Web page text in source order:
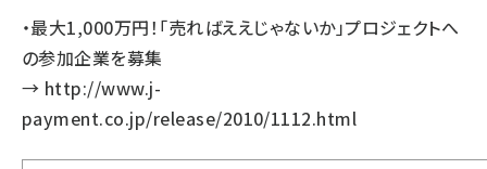
・最大1,000万円！「売ればええじゃないか」プロジェクトへ
の参加企業を募集
→ http://www.j-
payment.co.jp/release/2010/1112.html